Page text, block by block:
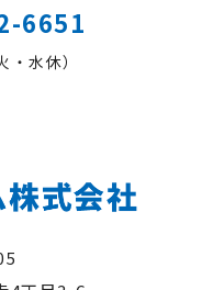
6651
水休）